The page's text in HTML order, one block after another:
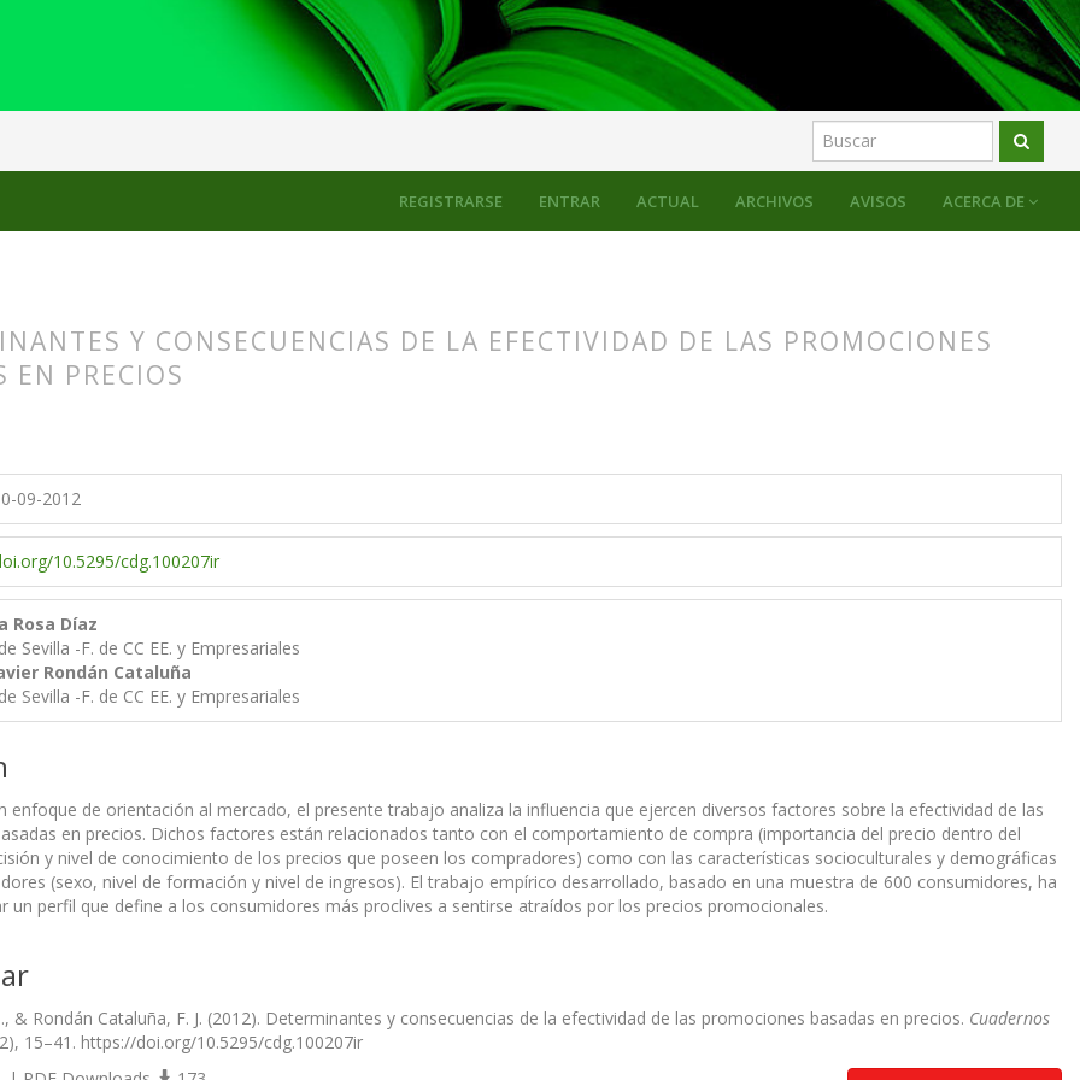
ACTUAL ARCHIVOS AVISOS ACERCA DE
REGISTRARSE ENTRAR
Y CONSECUENCIAS DE LA EFECTIVIDAD DE LAS PROMOCIONES
EN PRECIOS
09-2012
10.5295/cdg.100207ir
Rosa Díaz
Sevilla -F. de CC EE. y Empresariales
Rondán Cataluña
Sevilla -F. de CC EE. y Empresariales
enfoque de orientación al mercado, el presente trabajo analiza la influencia que ejercen diversos factores sobre la efectividad de las
en precios. Dichos factores están relacionados tanto con el comportamiento de compra (importancia del precio dentro del
y nivel de conocimiento de los precios que poseen los compradores) como con las características socioculturales y demográficas
(sexo, nivel de formación y nivel de ingresos). El trabajo empírico desarrollado, basado en una muestra de 600 consumidores, ha
un perfil que define a los consumidores más proclives a sentirse atraídos por los precios promocionales.
& Rondán Cataluña, F. J. (2012). Determinantes y consecuencias de la efectividad de las promociones basadas en precios. Cuadernos
15–41. https://doi.org/10.5295/cdg.100207ir